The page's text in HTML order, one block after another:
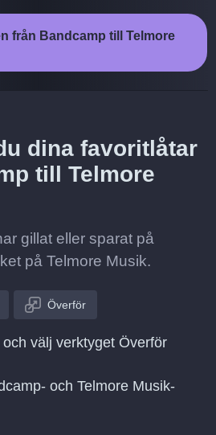
från Bandcamp till Telmore
dina favoritlåtar
till Telmore
gillat eller sparat på
på Telmore Musik.
Överför
välj verktyget Överför
och Telmore Musik-